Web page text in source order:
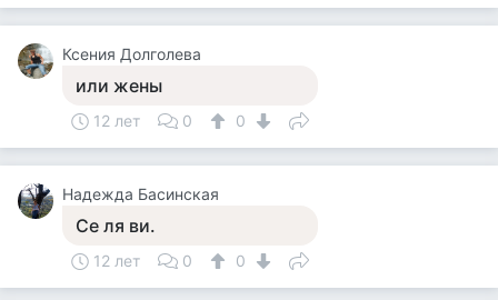
Ксения Долголева
или жены
12 лет 0 0
Надежда Басинская
Се ля ви.
12 лет 0 0